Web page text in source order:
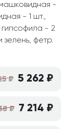
-
- 1 шт.,
гипсофила - 2
зелень, фетр.
₽ 5 262 ₽
₽ 7 214 ₽